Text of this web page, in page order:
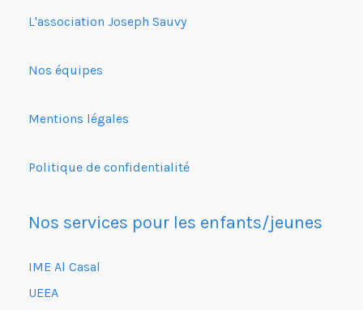
L'association Joseph Sauvy
Nos équipes
Mentions légales
Politique de confidentialité
Nos services pour les enfants/jeunes
IME Al Casal
UEEA